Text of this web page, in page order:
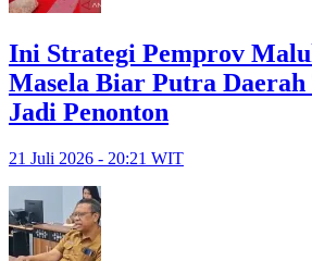
Ini Strategi Pemprov
Masela Biar Putra Daerah
Jadi Penonton
21 Juli 2026 - 20:21 WIT